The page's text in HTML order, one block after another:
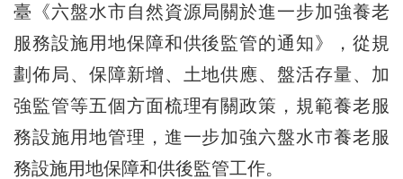
臺《六盤水市自然資源局關於進一步加強養老
服務設施用地保障和供後監管的通知》，從規
劃佈局、保障新增、土地供應、盤活存量、加
強監管等五個方面梳理有關政策，規範養老服
務設施用地管理，進一步加強六盤水市養老服
務設施用地保障和供後監管工作。